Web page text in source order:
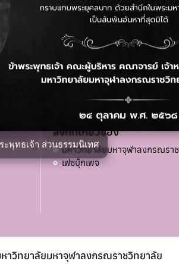
ะพุทธเจ้า ส่วนธรรมนิเทศ
ลิงก์ที่เกี่ยวข้อง
มหาวิทยาลัยมหาจุฬาลงกรณรา
เฟซบุ๊กเพจ
หาวิทยาลัยมหาจุฬาลงกรณราชวิทยาลัย